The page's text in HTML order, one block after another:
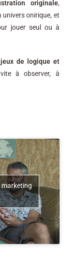
originale,
univers onirique, et
jouer seul ou à
de logique et
à observer, à
marketing